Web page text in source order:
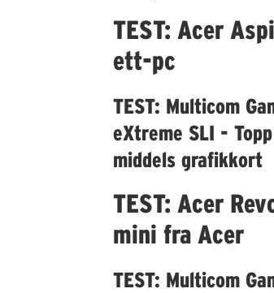
TEST: Acer
ett-pc
TEST: Multicom
eXtreme SLI -
middels grafikkort
TEST: Acer
mini fra Acer
TEST: Multicom